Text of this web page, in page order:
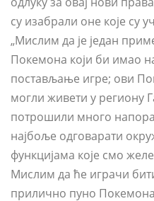
су изабрали оне које су
„Мислим да је један
Покемона који би имао
постављање игре; ови
могли живети у региону
потрошили много напора
најбоље одговарати
функцијама које смо
Мислим да ће играчи
прилично пуно Покемона